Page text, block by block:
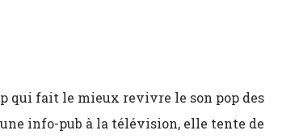
qui fait le mieux revivre le son pop des
info-pub à la télévision, elle tente de